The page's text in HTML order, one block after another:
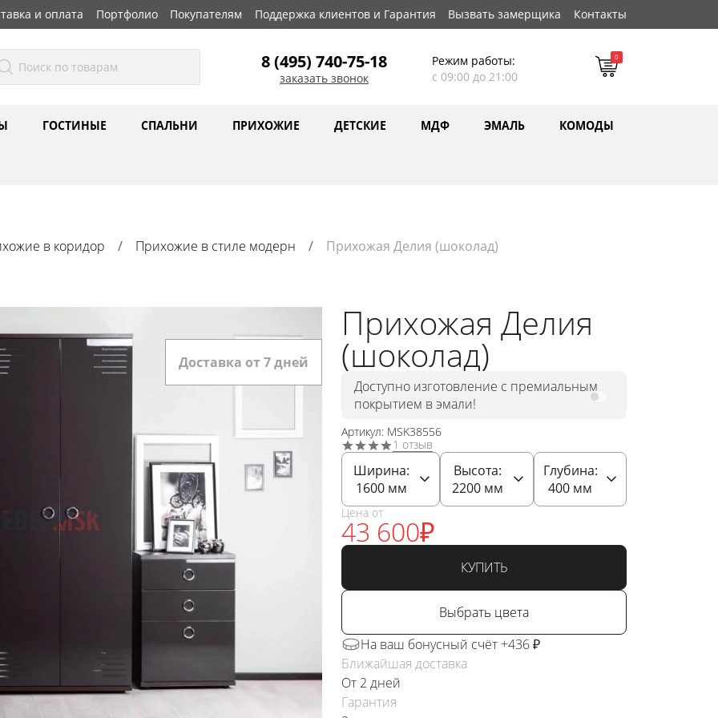
и оплата Портфолио Покупателям Поддержка клиентов и Гарантия Вызвать замерщика Контакты
8 (495) 740-75-18
заказать звонок
Режим работы:
с 09:00 до 21:00
0
ГОСТИНЫЕ СПАЛЬНИ ПРИХОЖИЕ ДЕТСКИЕ МДФ ЭМАЛЬ КОМОДЫ
в коридор Прихожие в стиле модерн Прихожая Делия (шоколад)
Доставка от 7 дней
Прихожая Делия
(шоколад)
Доступно изготовление с премиальным
покрытием в эмали!
Артикул: MSK38556
1 отзыв
Ширина:
1600мм
Высота:
2200мм
Глубина:
400 мм
Цена от
43 600₽
КУПИТЬ
Выбрать цвета
На ваш бонусный счёт +436 ₽
Ближайшая доставка
От 2 дней
Гарантия